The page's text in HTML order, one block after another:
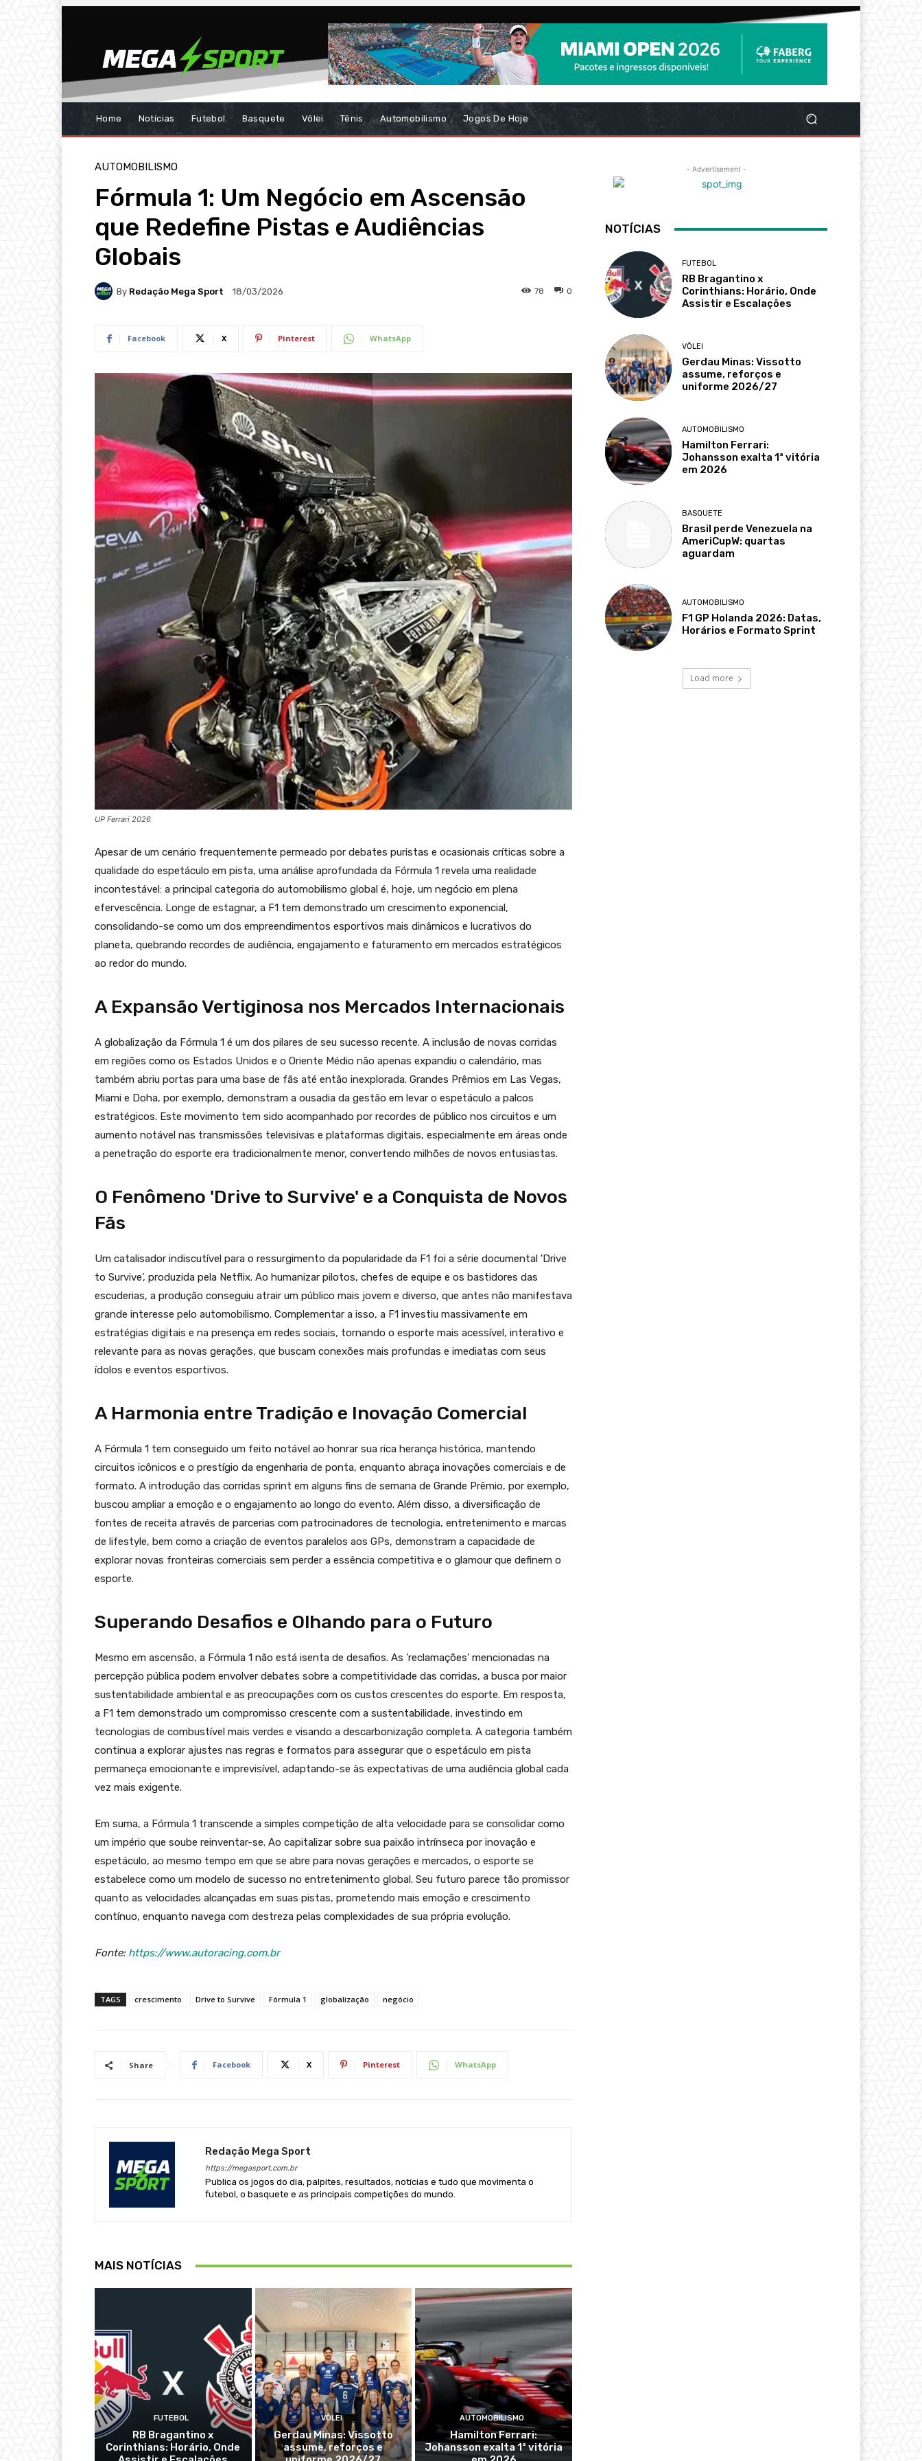
Home Notícias Futebol Basquete Vôlei Tênis Automobilismo Jogos De Hoje
AUTOMOBILISMO
Fórmula 1: Um Negócio em Ascensão
que Redefine Pistas e Audiências
Globais
By Redação Mega Sport 18/03/2026 0
78
Facebook X Pinterest WhatsApp
UP Ferrari 2026
Apesar de um cenário frequentemente permeado por debates puristas e ocasionais críticas sobre a
qualidade do espetáculo em pista, uma análise aprofundada da Fórmula 1 revela uma realidade
incontestável: a principal categoria do automobilismo global é, hoje, um negócio em plena
efervescência. Longe de estagnar, a F1 tem demonstrado um crescimento exponencial,
consolidando-se como um dos empreendimentos esportivos mais dinâmicos e lucrativos do
planeta, quebrando recordes de audiência, engajamento e faturamento em mercados estratégicos
ao redor do mundo.
A Expansão Vertiginosa nos Mercados Internacionais
A globalização da Fórmula 1 é um dos pilares de seu sucesso recente. A inclusão de novas corridas
em regiões como os Estados Unidos e o Oriente Médio não apenas expandiu o calendário, mas
também abriu portas para uma base de fãs até então inexplorada. Grandes Prêmios em Las Vegas,
Miami e Doha, por exemplo, demonstram a ousadia da gestão em levar o espetáculo a palcos
estratégicos. Este movimento tem sido acompanhado por recordes de público nos circuitos e um
aumento notável nas transmissões televisivas e plataformas digitais, especialmente em áreas onde
a penetração do esporte era tradicionalmente menor, convertendo milhões de novos entusiastas.
O Fenômeno 'Drive to Survive' e a Conquista de Novos
Fãs
Um catalisador indiscutível para o ressurgimento da popularidade da F1 foi a série documental 'Drive
to Survive', produzida pela Netflix. Ao humanizar pilotos, chefes de equipe e os bastidores das
escuderias, a produção conseguiu atrair um público mais jovem e diverso, que antes não manifestava
grande interesse pelo automobilismo. Complementar a isso, a F1 investiu massivamente em
estratégias digitais e na presença em redes sociais, tornando o esporte mais acessível, interativo e
relevante para as novas gerações, que buscam conexões mais profundas e imediatas com seus
ídolos e eventos esportivos.
A Harmonia entre Tradição e Inovação Comercial
A Fórmula 1 tem conseguido um feito notável ao honrar sua rica herança histórica, mantendo
circuitos icônicos e o prestígio da engenharia de ponta, enquanto abraça inovações comerciais e de
formato. A introdução das corridas sprint em alguns fins de semana de Grande Prêmio, por exemplo,
buscou ampliar a emoção e o engajamento ao longo do evento. Além disso, a diversificação de
fontes de receita através de parcerias com patrocinadores de tecnologia, entretenimento e marcas
de lifestyle, bem como a criação de eventos paralelos aos GPs, demonstram a capacidade de
explorar novas fronteiras comerciais sem perder a essência competitiva e o glamour que definem o
esporte.
Superando Desafios e Olhando para o Futuro
Mesmo em ascensão, a Fórmula 1 não está isenta de desafios. As 'reclamações' mencionadas na
percepção pública podem envolver debates sobre a competitividade das corridas, a busca por maior
sustentabilidade ambiental e as preocupações com os custos crescentes do esporte. Em resposta,
a F1 tem demonstrado um compromisso crescente com a sustentabilidade, investindo em
tecnologias de combustível mais verdes e visando a descarbonização completa. A categoria também
continua a explorar ajustes nas regras e formatos para assegurar que o espetáculo em pista
permaneça emocionante e imprevisível, adaptando-se às expectativas de uma audiência global cada
vez mais exigente.
Em suma, a Fórmula 1 transcende a simples competição de alta velocidade para se consolidar como
um império que soube reinventar-se. Ao capitalizar sobre sua paixão intrínseca por inovação e
espetáculo, ao mesmo tempo em que se abre para novas gerações e mercados, o esporte se
estabelece como um modelo de sucesso no entretenimento global. Seu futuro parece tão promissor
quanto as velocidades alcançadas em suas pistas, prometendo mais emoção e crescimento
contínuo, enquanto navega com destreza pelas complexidades de sua própria evolução.
Fonte: https://www.autoracing.com.br
TAGS crescimento Drive to Survive Fórmula 1 globalização negócio
Share Facebook X Pinterest WhatsApp
Redação Mega Sport
https://megasport.com.br
Publica os jogos do dia, palpites, resultados, notícias e tudo que movimenta o
futebol, o basquete e as principais competições do mundo.
MAIS NOTÍCIAS
FUTEBOL
RB Bragantino x
Corinthians: Horário, Onde
VÔLEI
Gerdau Minas: Vissotto
assume, reforços e
AUTOMOBILISMO
Hamilton Ferrari:
Johansson exalta 1ª vitória
- Advertisement -
NOTÍCIAS
FUTEBOL
RB Bragantino x
Corinthians: Horário, Onde
Assistir e Escalações
VÔLEI
Gerdau Minas: Vissotto
assume, reforços e
uniforme 2026/27
AUTOMOBILISMO
Hamilton Ferrari:
Johansson exalta 1ª vitória
em 2026
BASQUETE
Brasil perde Venezuela na
AmeriCupW: quartas
aguardam
AUTOMOBILISMO
F1 GP Holanda 2026: Datas,
Horários e Formato Sprint
Load more